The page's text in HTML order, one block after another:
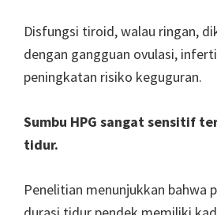
Disfungsi tiroid, walau ringan,
dengan gangguan ovulasi,
peningkatan risiko keguguran.
Sumbu HPG sangat sensitif
tidur.
Penelitian menunjukkan bahwa